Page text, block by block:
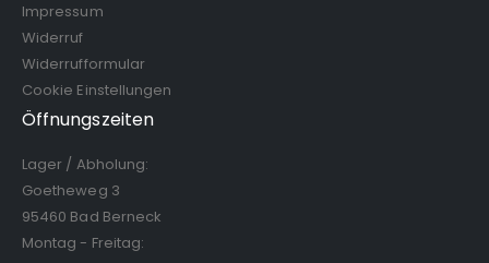
Impressum
Widerruf
Widerrufformular
Cookie Einstellungen
Öffnungszeiten
Lager / Abholung:
Goetheweg 3
95460 Bad Berneck
Montag - Freitag: